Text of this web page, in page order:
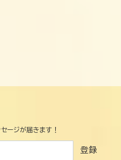
ージが届きます！
登録